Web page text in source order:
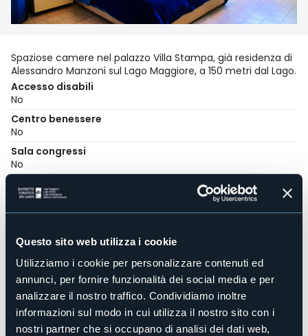
Questo sito web utilizza i cookie
Utilizziamo i cookie per personalizzare contenuti ed
annunci, per fornire funzionalità dei social media e per
analizzare il nostro traffico. Condividiamo inoltre
informazioni sul modo in cui utilizza il nostro sito con i
nostri partner che si occupano di analisi dei dati web,
Spaziose camere nel palazzo Villa Stampa, già residenza di
Alessandro Manzoni sul Lago Maggiore, a 150 metri dal Lago.
Accesso disabili
No
Centro benessere
No
Sala congressi
No
No
Animali ammessi
Camere
Posti letto
4
E-mail
info@lookonlake.com